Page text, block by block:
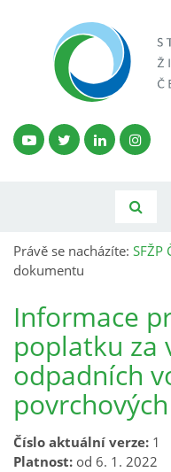
Právě se nacházíte: SFŽP
dokumentu
Informace
poplatku za
odpadních
povrchových
Číslo aktuální verze: 1
Platnost: od 6. 1. 2022